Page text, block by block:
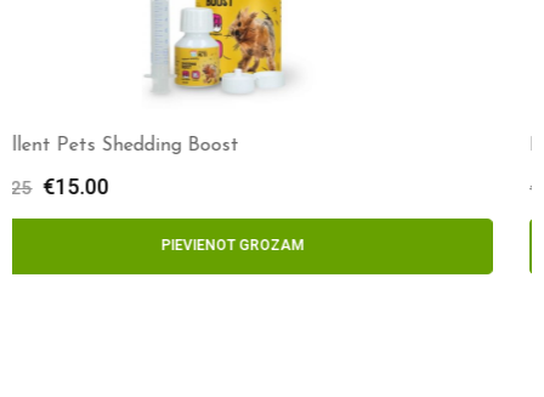
Max&Molly Soundshield™ CLASSIC
€43.00 €39.00
IZVĒLIETIES